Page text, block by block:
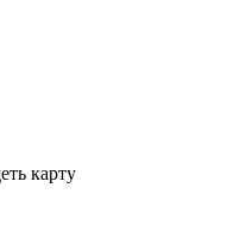
карту